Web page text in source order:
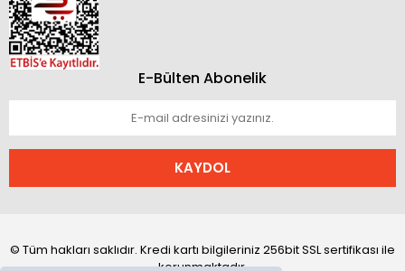
E-Bülten Abonelik
KAYDOL
© Tüm hakları saklıdır. Kredi kartı bilgileriniz 256bit SSL sertifikası ile
korunmaktadır.